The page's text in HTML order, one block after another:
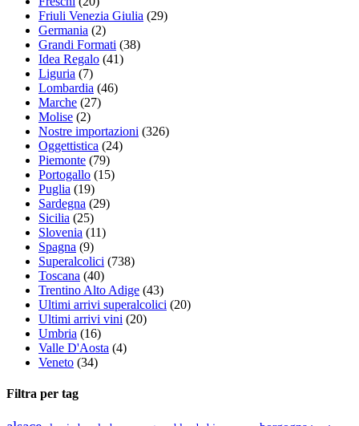
Friuli Venezia Giulia (29)
Germania (2)
Grandi Formati (38)
Idea Regalo (41)
Liguria (7)
Lombardia (46)
Marche (27)
Molise (2)
Nostre importazioni (326)
Oggettistica (24)
Piemonte (79)
Portogallo (15)
Puglia (19)
Sardegna (29)
Sicilia (25)
Slovenia (11)
Spagna (9)
Superalcolici (738)
Toscana (40)
Trentino Alto Adige (43)
Ultimi arrivi superalcolici (20)
Ultimi arrivi vini (20)
Umbria (16)
Valle D'Aosta (4)
Veneto (34)
Filtra per tag